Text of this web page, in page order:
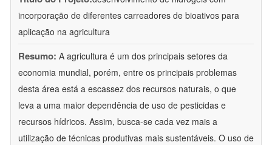
incorporação de diferentes carreadores de bioativos para
aplicação na agricultura
Resumo: A agricultura é um dos principais setores da
economia mundial, porém, entre os principais problemas
desta área está a escassez dos recursos naturais, o que
leva a uma maior dependência de uso de pesticidas e
recursos hídricos. Assim, busca-se cada vez mais a
utilização de técnicas produtivas mais sustentáveis. O uso de